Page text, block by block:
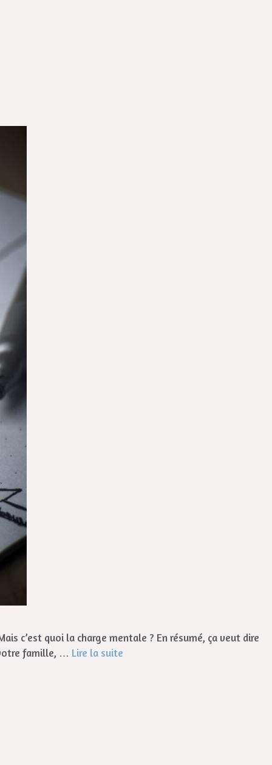
c’est quoi la charge mentale ? En résumé, ça veut dire
famille, … Lire la suite